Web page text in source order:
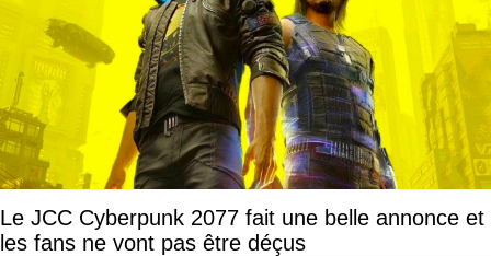
Le JCC Cyberpunk 2077 fait une belle annonce et
les fans ne vont pas être déçus